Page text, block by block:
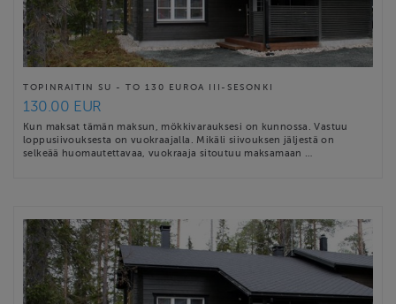
TOPINRAITIN SU - TO 130 EUROA III-SESONKI
130.00 EUR
Kun maksat tämän maksun, mökkivarauksesi on kunnossa. Vastuu
loppusiivouksesta on vuokraajalla. Mikäli siivouksen jäljestä on
selkeää huomautettavaa, vuokraaja sitoutuu maksamaan …